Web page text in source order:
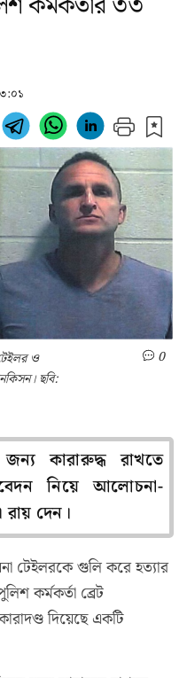
ও
ছবি:
0
কারারুদ্ধ রাখতে
নিয়ে আলোচনা-
দেন।
টেইলরকে গুলি করে হত্যার
কর্মকর্তা ব্রেট
দিয়েছে একটি